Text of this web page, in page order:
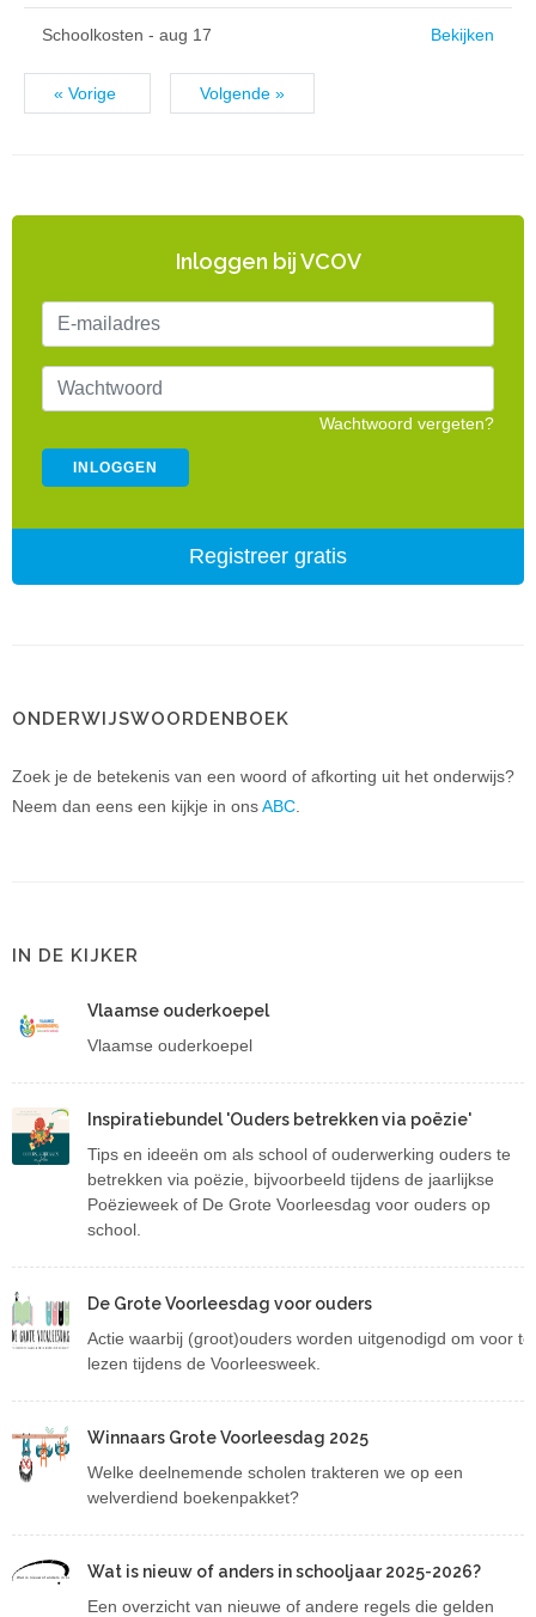
Schoolkosten - aug 17 Bekijken
« Vorige Volgende »
Inloggen bij VCOV
Wachtwoord vergeten?
Registreer gratis
ONDERWIJSWOORDENBOEK
Zoek je de betekenis van een woord of afkorting uit het onderwijs?
Neem dan eens een kijkje in onsABC
IN DE KIJKER
Vlaamse ouderkoepel
Vlaamse ouderkoepel
Inspiratiebundel 'Ouders betrekken via poëzie'
Tips en ideeën om als school of ouderwerking ouders te
betrekken via poëzie, bijvoorbeeld tijdens de jaarlijkse
Poëzieweek of De Grote Voorleesdag voor ouders op
school.
De Grote Voorleesdag voor ouders
Actie waarbij (groot)ouders worden uitgenodigd om voor te
lezen tijdens de Voorleesweek.
Winnaars Grote Voorleesdag 2025
Welke deelnemende scholen trakteren we op een
welverdiend boekenpakket?
Wat is nieuw of anders in schooljaar 2025-2026?Wat is nieuw of anders in schooljaar 2025-2026?
Een overzicht van nieuwe of andere regels die gelden